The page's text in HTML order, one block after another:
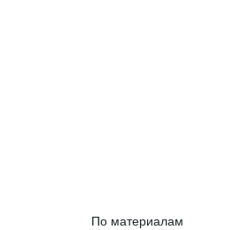
По материалам